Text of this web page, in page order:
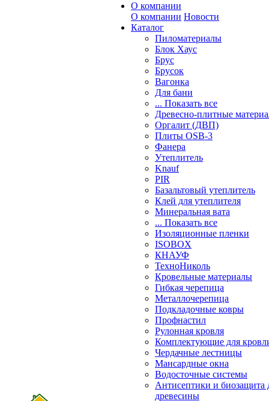
О компании
О компании Новости
Каталог
Пиломатериалы
Блок Хаус
Брус
Брусок
Вагонка
Для бани
... Показать все
Древесно-плитные
Оргалит (ДВП)
Плиты OSB-3
Фанера
Утеплитель
Knauf
PIR
Базальтовый утеплитель
Клей для утеплителя
Минеральная вата
... Показать все
Изоляционные пленки
ISOBOX
КНАУФ
ТехноНиколь
Кровельные материалы
Гибкая черепица
Металлочерепица
Подкладочные ковры
Профнастил
Рулонная кровля
Комплектующие для
Чердачные лестницы
Мансардные окна
Водосточные системы
Антисептики и биозащита
древесины